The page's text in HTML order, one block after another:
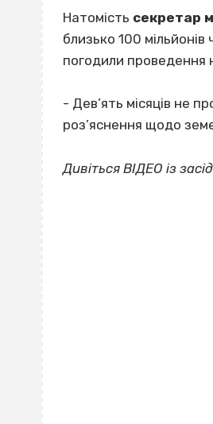
Натомість секретар
близько 100
погодили проведення
- Дев’ять місяців не
роз’яснення щодо
Дивіться ВІДЕО із